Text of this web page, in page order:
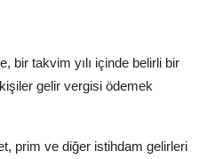
bir takvim yılı içinde belirli bir
gelir vergisi ödemek
prim ve diğer istihdam gelirleri